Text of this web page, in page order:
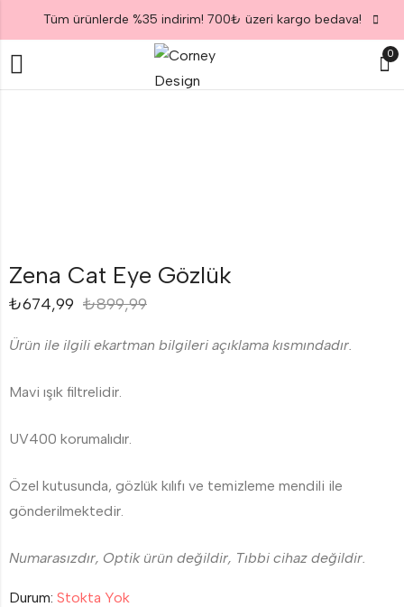
Tüm ürünlerde %35 indirim! 700₺ üzeri kargo bedava!
0
Zena Cat Eye Gözlük
₺674,99 ₺899,99
Ürün ile ilgili ekartman bilgileri açıklama kısmındadır.
Mavi ışık filtrelidir.
UV400 korumalıdır.
Özel kutusunda, gözlük kılıfı ve temizleme mendili ile
gönderilmektedir.
Numarasızdır, Optik ürün değildir, Tıbbi cihaz değildir.
Durum: Stokta Yok